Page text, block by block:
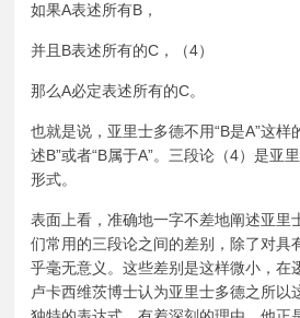
如果A表述所有B，
并且B表述所有的C，（4）
那么A必定表述所有的C。
也就是说，亚里士多德不用“B是A”这样
述B”或者“B属于A”。三段论（4）是亚
形式。
表面上看，准确地一字不差地阐述亚里
们常用的三段论之间的差别，除了对具
乎毫无意义。这些差别是这样微小，在
卢卡西维茨博士认为亚里士多德之所以